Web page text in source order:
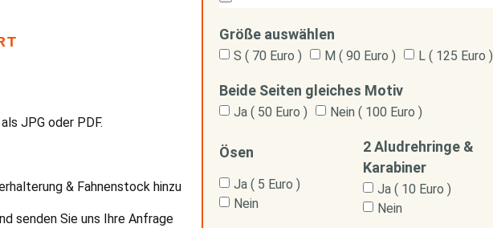
JPG oder PDF.
& Fahnenstock hinzu
senden Sie uns Ihre Anfrage
Größe auswählen
S ( 70 Euro ) M ( 90 Euro ) L ( 125 Euro )
Beide Seiten gleiches Motiv
Ja ( 50 Euro ) Nein ( 100 Euro )
Ösen
Ja ( 5 Euro )
Nein
2 Aludrehringe &
Karabiner
Ja ( 10 Euro )
Nein